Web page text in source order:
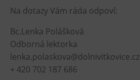
PECKA DOV
Restaurace VP ART
Bistropen
CØKAFE Dolní Vítkovice
Catering
Na dotazy Vám ráda odpoví:
Bc.Lenka Polášková
Odborná lektorka
lenka.polaskova@dolnivitkovice.cz
+ 420 702 187 686